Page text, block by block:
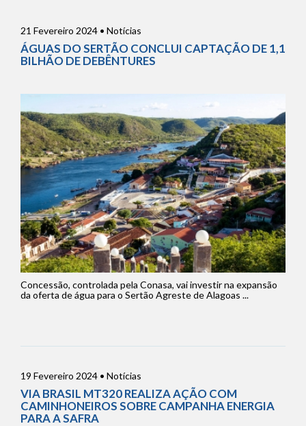
21 Fevereiro 2024 • Notícias
ÁGUAS DO SERTÃO CONCLUI CAPTAÇÃO DE 1,1
BILHÃO DE DEBÊNTURES
Concessão, controlada pela Conasa, vai investir na expansão
da oferta de água para o Sertão Agreste de Alagoas ...
19 Fevereiro 2024 • Notícias
VIA BRASIL MT320 REALIZA AÇÃO COM
CAMINHONEIROS SOBRE CAMPANHA ENERGIA
PARA A SAFRA